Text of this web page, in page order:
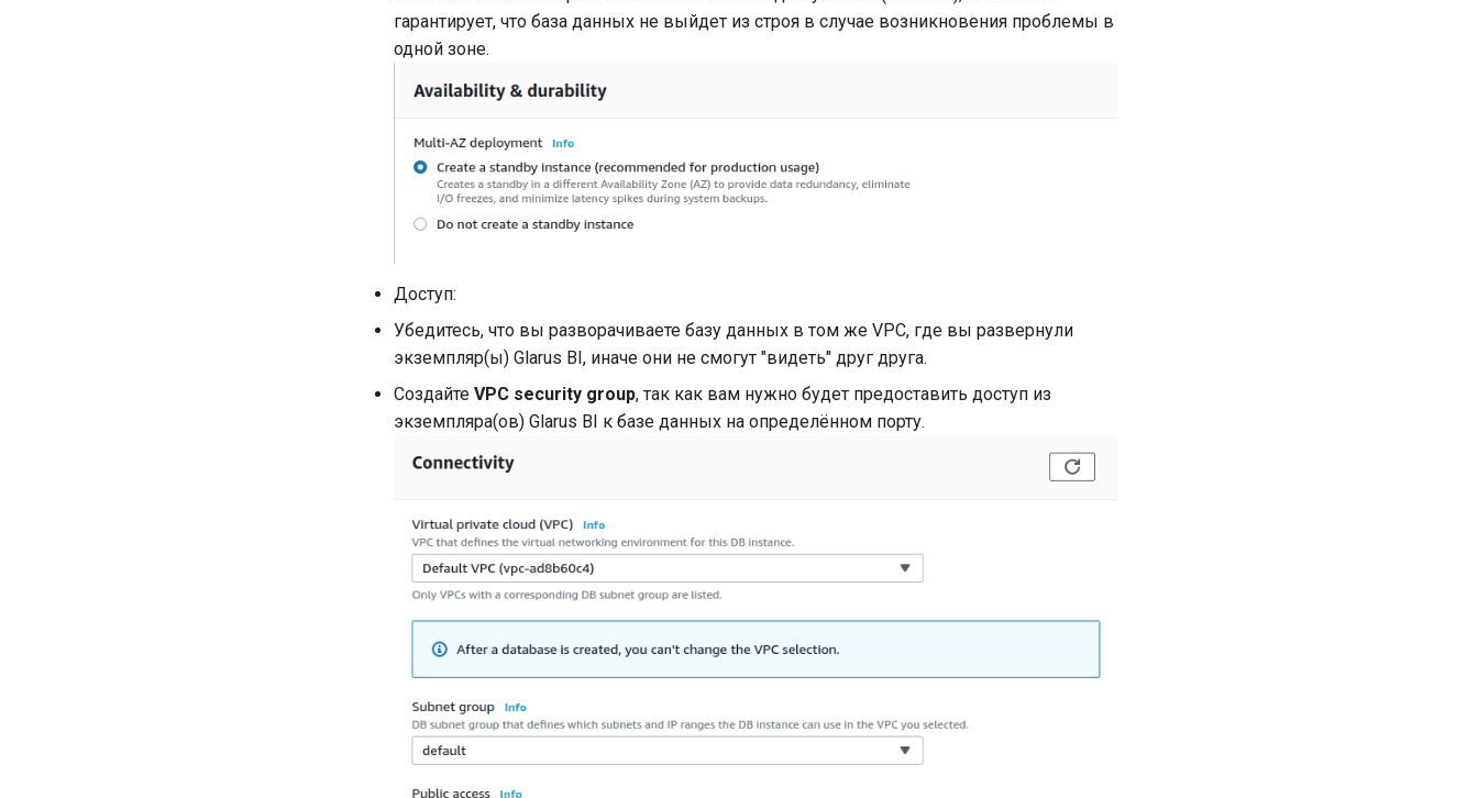
гарантирует, что база данных не выйдет из строя в случае возникновения проблемы в
одной зоне.
Доступ:
Убедитесь, что вы разворачиваете базу данных в том же VPC, где вы развернули
экземпляр(ы) Glarus BI, иначе они не смогут "видеть" друг друга.
Создайте VPC security group, так как вам нужно будет предоставить доступ из
экземпляра(ов) Glarus BI к базе данных на определённом порту.